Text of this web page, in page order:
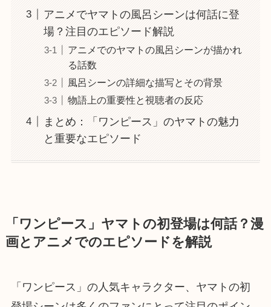
アニメでヤマトの風呂シーンは何話に登
場？注目のエピソード解説
アニメでのヤマトの風呂シーンが描かれ
る話数
風呂シーンの詳細な描写とその背景
物語上の重要性と視聴者の反応
まとめ：「ワンピース」のヤマトの魅力
と重要なエピソード
「ワンピース」ヤマトの初登場は何話？漫
画とアニメでのエピソードを解説
「ワンピース」の人気キャラクター、ヤマトの初